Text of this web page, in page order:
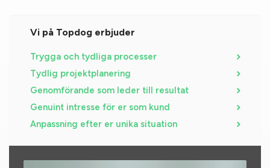
Vi på Topdog erbjuder
Trygga och tydliga processer
Tydlig projektplanering
Genomförande som leder till resultat
Genuint intresse för er som kund
Anpassning efter er unika situation